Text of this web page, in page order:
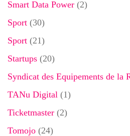
Smart Data Power (2)
Sport (30)
Sport (21)
Startups (20)
Syndicat des Equipements de la
TANu Digital (1)
Ticketmaster (2)
Tomojo (24)